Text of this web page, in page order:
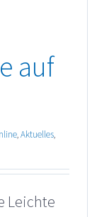
auf
,Aktuelles,
Leichte